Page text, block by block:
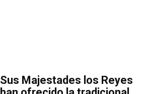
​Sus Majestades los Reyes